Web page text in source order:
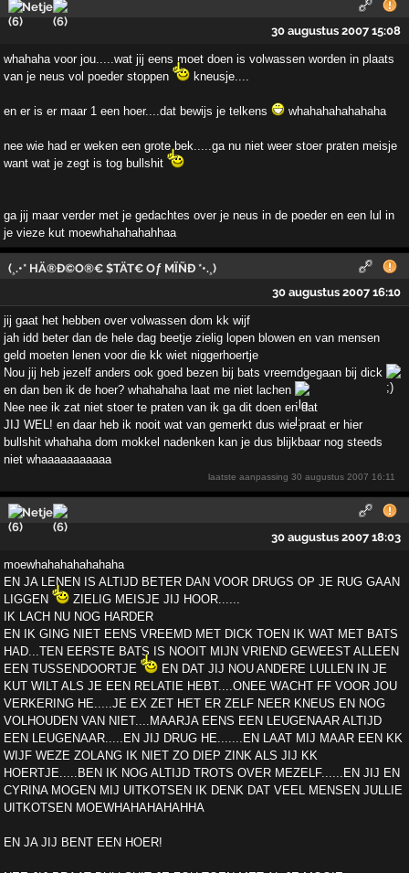
Netje
30 augustus 2007 15:08
whahaha voor jou.....wat jij eens moet doen is volwassen worden in plaats
van je neus vol poeder stoppen
kneusje....
en er is er maar 1 een hoer....dat bewijs je telkens whahahahahahaha
nee wie had er weken een grote bek.....ga nu niet weer stoer praten meisje
want wat je zegt is tog bullshit
ga jij maar verder met je gedachtes over je neus in de poeder en een lul in
je vieze kut moewhahahahahhaa
(¸.•* HÄ®Ð©O®€ $TÄT€ Oƒ MÏÑÐ *•.¸)
30 augustus 2007 16:10
jij gaat het hebben over volwassen dom kk wijf
jah idd beter dan de hele dag beetje zielig lopen blowen en van mensen
geld moeten lenen voor die kk wiet niggerhoertje
Nou jij heb jezelf anders ook goed bezen bij bats vreemdgegaan bij dick
en dan ben ik de hoer? whahahaha laat me niet lachen
Nee nee ik zat niet stoer te praten van ik ga dit doen en dat
JIJ WEL! en daar heb ik nooit wat van gemerkt dus wie praat er hier
bullshit whahaha dom mokkel nadenken kan je dus blijkbaar nog steeds
niet whaaaaaaaaaaa
laatste aanpassing30 augustus 2007 16:11
Netje
30 augustus 2007 18:03
moewhahahahahahaha
EN JA LENEN IS ALTIJD BETER DAN VOOR DRUGS OP JE RUG GAAN
LIGGEN
ZIELIG MEISJE JIJ HOOR......
IK LACH NU NOG HARDER
EN IK GING NIET EENS VREEMD MET DICK TOEN IK WAT MET BATS
HAD...TEN EERSTE BATS IS NOOIT MIJN VRIEND GEWEEST ALLEEN
EEN TUSSENDOORTJE
EN DAT JIJ NOU ANDERE LULLEN IN JE
KUT WILT ALS JE EEN RELATIE HEBT....ONEE WACHT FF VOOR JOU
VERKERING HE.....JE EX ZET HET ER ZELF NEER KNEUS EN NOG
VOLHOUDEN VAN NIET....MAARJA EENS EEN LEUGENAAR ALTIJD
EEN LEUGENAAR.....EN JIJ DRUG HE.......EN LAAT MIJ MAAR EEN KK
WIJF WEZE ZOLANG IK NIET ZO DIEP ZINK ALS JIJ KK
HOERTJE.....BEN IK NOG ALTIJD TROTS OVER MEZELF......EN JIJ EN
CYRINA MOGEN MIJ UITKOTSEN IK DENK DAT VEEL MENSEN JULLIE
UITKOTSEN MOEWHAHAHAHAHHA
EN JA JIJ BENT EEN HOER!